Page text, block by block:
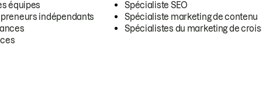
équipes
indépendants
Spécialiste SEO
Spécialiste marketing de contenu
Spécialistes du marketing de